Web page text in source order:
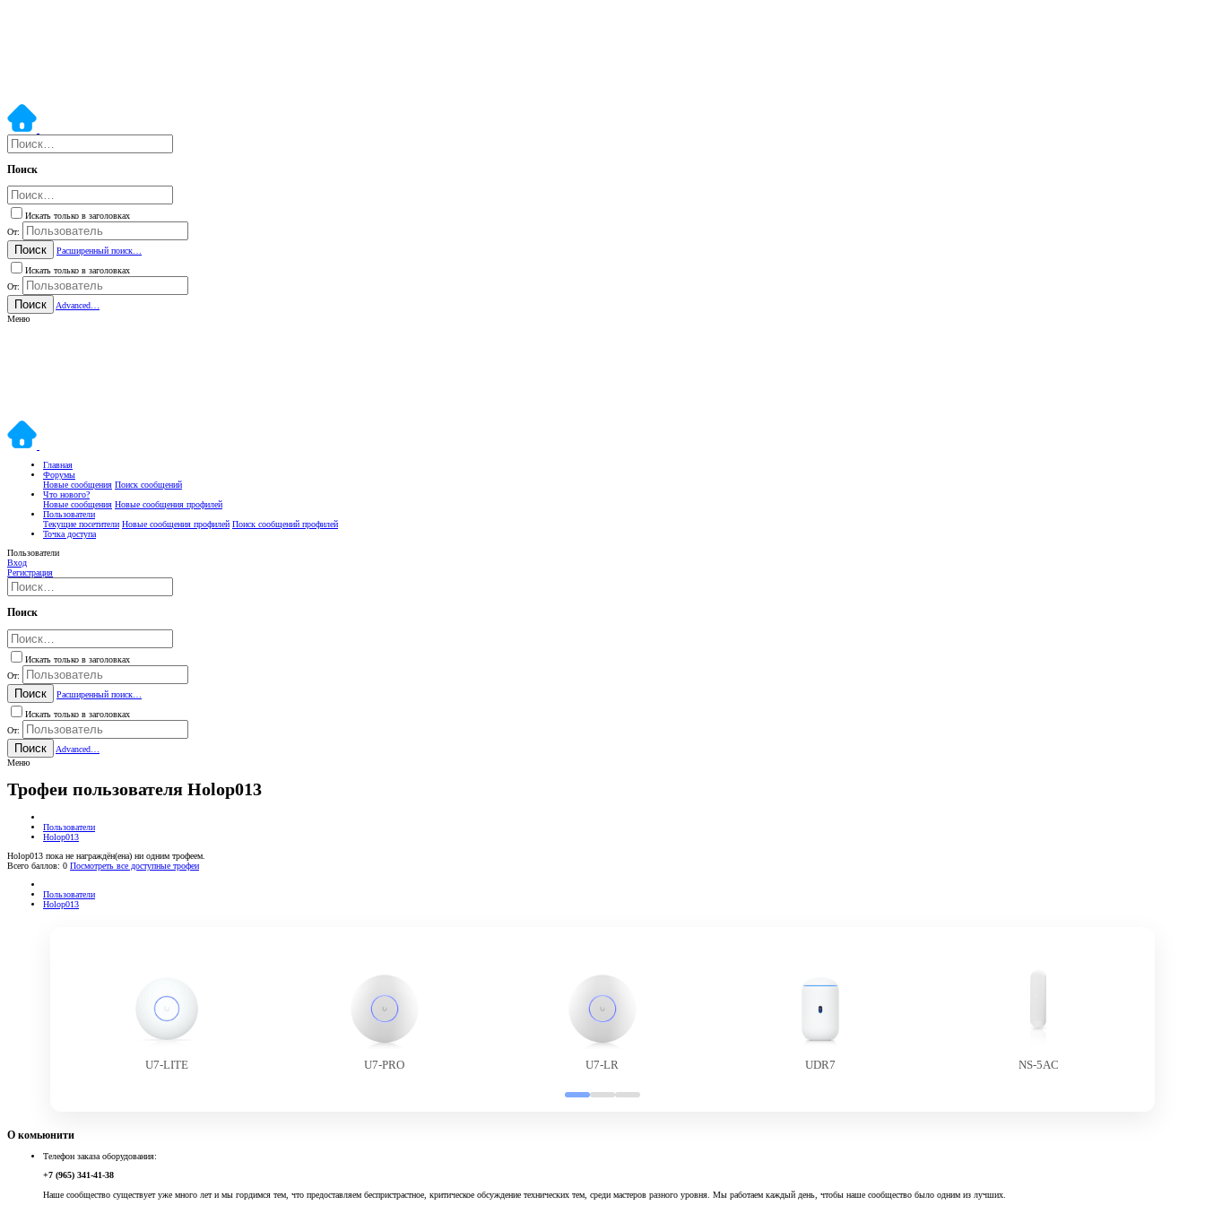
Поиск
Искать только в заголовках
От:
Поиск
Расширенный поиск…
Искать только в заголовках
От:
Поиск
Advanced…
Меню
Главная
Форумы
Новые сообщения Поиск сообщений
Что нового?
Новые сообщения Новые сообщения профилей
Пользователи
Текущие посетители Новые сообщения профилей Поиск сообщений профилей
Точка доступа
Пользователи
Вход
Регистрация
Поиск
Искать только в заголовках
От:
Поиск
Расширенный поиск…
Искать только в заголовках
От:
Поиск
Advanced…
Меню
Трофеи пользователя Holop013
Пользователи
Holop013
Holop013 пока не награждён(ена) ни одним трофеем.
Всего баллов: 0 Посмотреть все доступные трофеи
Пользователи
Holop013
U7-LITE U7-PRO U7-LR UDR7 NS-5AC
О комьюнити
Телефон заказа оборудования:
+7 (965) 341-41-38
Наше сообщество существует уже много лет и мы гордимся тем, что предоставляем беспристрастное, критическое обсуждение технических тем, среди мастеров разного уровня. Мы работаем каждый день, чтобы наше сообщество было одним из лучших.